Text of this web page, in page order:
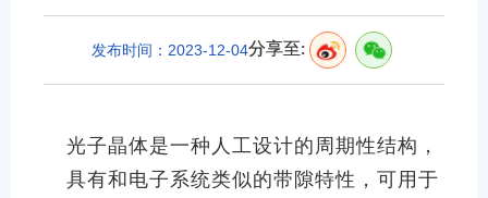
发布时间：2023-12-04分享至:
光子晶体是一种人工设计的周期性结构，
具有和电子系统类似的带隙特性，可用于